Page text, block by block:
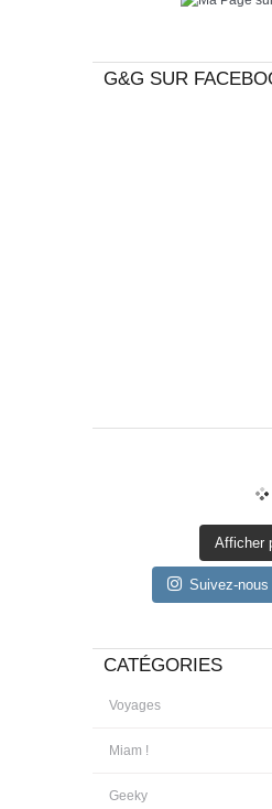
G&G SUR
Afficher
Suivez-
CATÉGORIES
Voyages
Miam !
Geeky